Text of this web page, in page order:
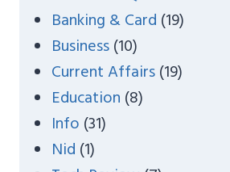
Banking & Card (19)
Business(10)
Current Affairs(19)
Education (8)
Info (31)
Nid (1)